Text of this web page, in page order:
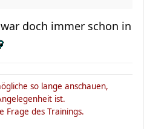
doch immer schon in
so lange anschauen,
ist.
Frage des Trainings.